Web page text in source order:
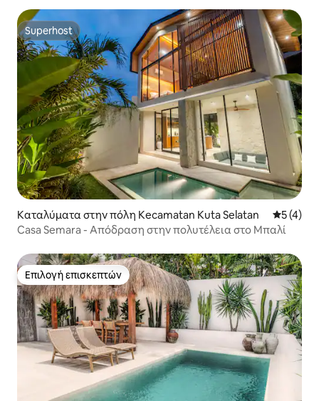
Superhost
Superhost
Καταλύματα στην πόλη Kecamatan Kuta Selatan Μέση
5 (4)
Casa Semara - Απόδραση στην πολυτέλεια στο Μπαλί
Επιλογή επισκεπτών
Επιλογή επισκεπτών